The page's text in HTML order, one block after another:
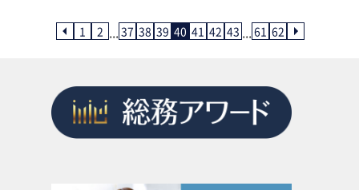
1 2 ... 37 38 39 40 41 42 43 ...61 62